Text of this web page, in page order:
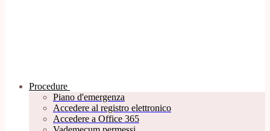
Procedure
Piano d'emergenza
Accedere al registro elettronico
Accedere a Office 365